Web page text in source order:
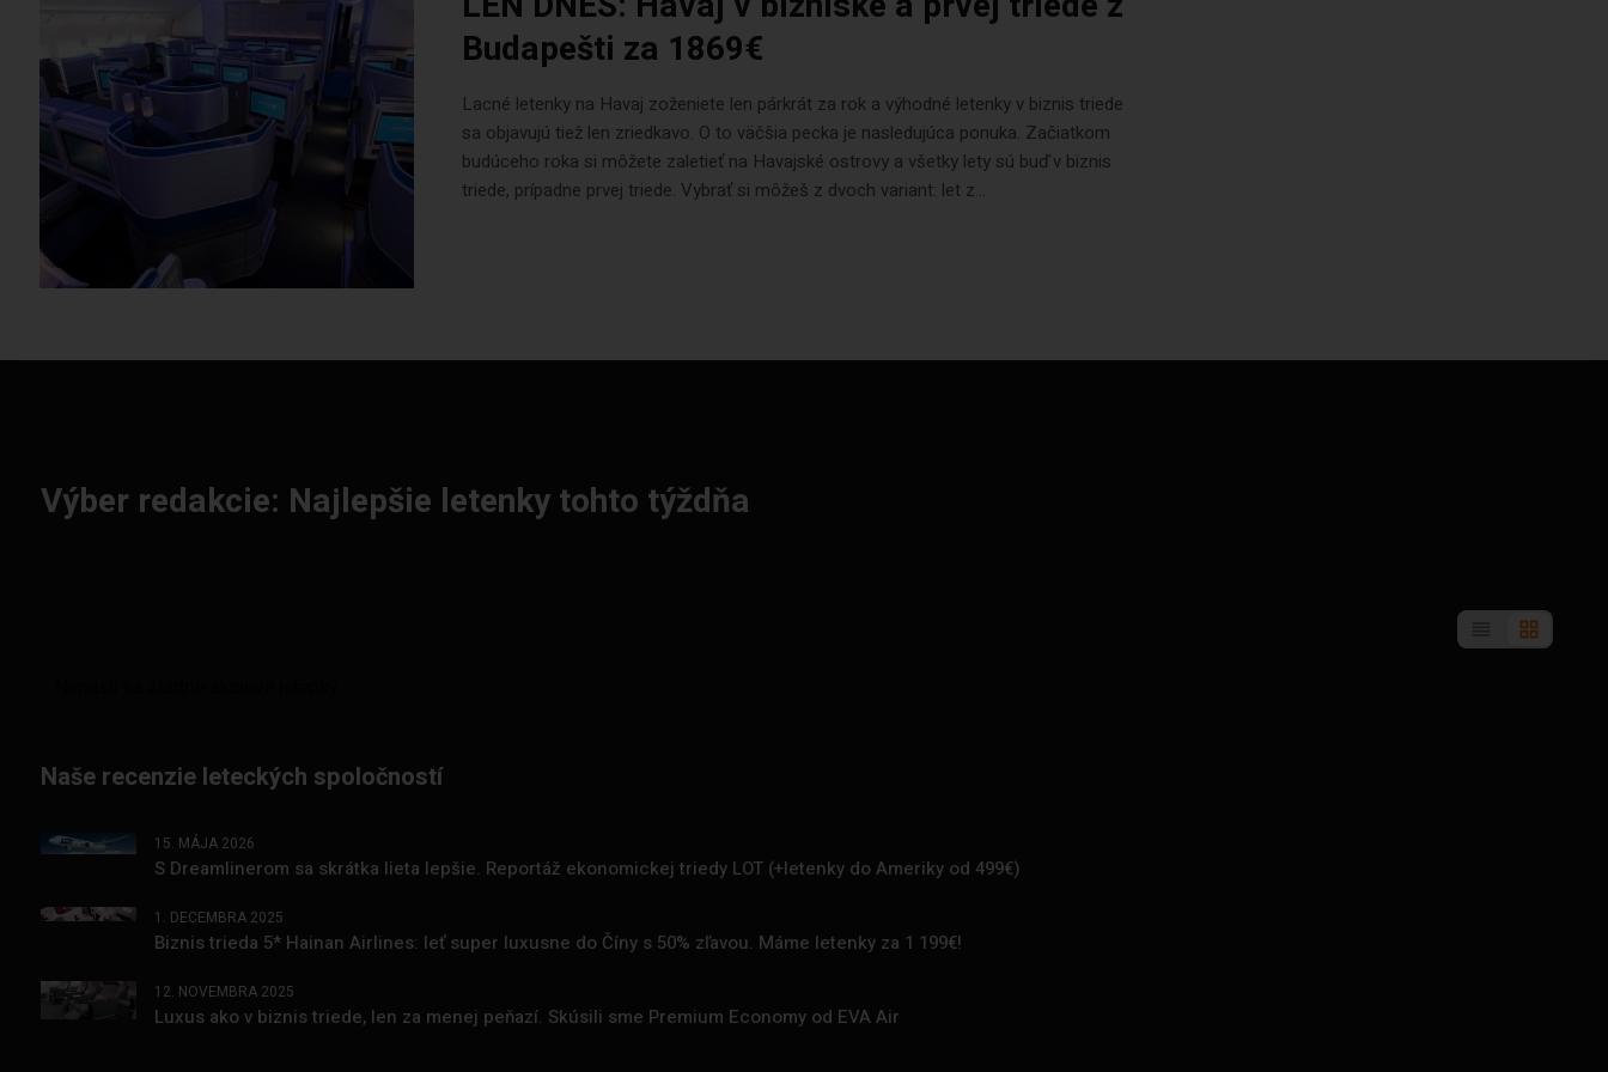
Budapešti za 1869€
Lacné letenky na Havaj zoženiete len párkrát za rok a výhodné letenky v biznis triede
sa objavujú tiež len zriedkavo. O to väčšia pecka je nasledujúca ponuka. Začiatkom
budúceho roka si môžete zaletieť na Havajské ostrovy a všetky lety sú buď v biznis
triede, prípadne prvej triede. Vybrať si môžeš z dvoch variant: let z...
Výber redakcie: Najlepšie letenky tohto týždňa
Naše recenzie leteckých spoločností
15. MÁJA 2026
S Dreamlinerom sa skrátka lieta lepšie. Reportáž ekonomickej triedy LOT (+letenky do Ameriky od 499€)
1. DECEMBRA 2025
Biznis trieda 5* Hainan Airlines: leť super luxusne do Číny s 50% zľavou. Máme letenky za 1 199€!
12. NOVEMBRA 2025
Luxus ako v biznis triede, len za menej peňazí. Skúsili sme Premium Economy od EVA Air